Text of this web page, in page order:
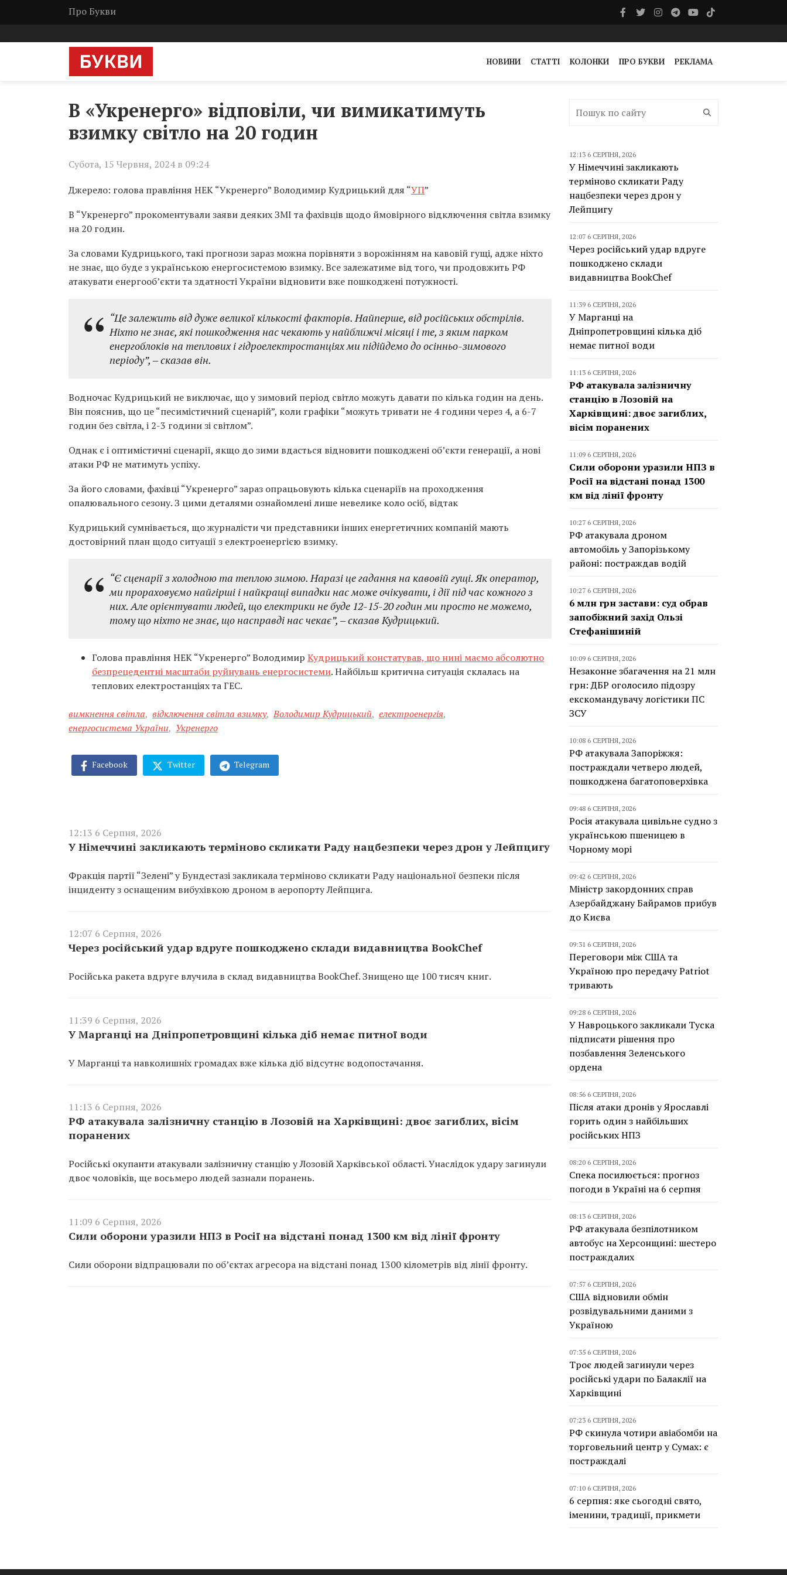
Про Букви
НОВИНИ СТАТТІ КОЛОНКИ ПРО БУКВИ РЕКЛАМА
В «Укренерго» відповіли, чи вимикатимуть
взимку світло на 20 годин
Субота, 15 Червня, 2024 в 09:24
Джерело: голова правління НЕК “Укренерго” Володимир Кудрицький для “УП”
В “Укренерго” прокоментували заяви деяких ЗМІ та фахівців щодо ймовірного відключення світла взимку
на 20 годин.
За словами Кудрицького, такі прогнози зараз можна порівняти з ворожінням на кавовій гущі, адже ніхто
не знає, що буде з українською енергосистемою взимку. Все залежатиме від того, чи продовжить РФ
атакувати енергооб’єкти та здатності України відновити вже пошкоджені потужності.
“Це залежить від дуже великої кількості факторів. Найперше, від російських обстрілів.
Ніхто не знає, які пошкодження нас чекають у найближчі місяці і те, з яким парком
енергоблоків на теплових і гідроелектростанціях ми підійдемо до осінньо-зимового
періоду”, ‒ сказав він.
Водночас Кудрицький не виключає, що у зимовий період світло можуть давати по кілька годин на день.
Він пояснив, що це “песимістичний сценарій”, коли графіки “можуть тривати не 4 години через 4, а 6-7
годин без світла, і 2-3 години зі світлом”.
Однак є і оптимістичні сценарії, якщо до зими вдасться відновити пошкоджені об’єкти генерації, а нові
атаки РФ не матимуть успіху.
За його словами, фахівці “Укренерго” зараз опрацьовують кілька сценаріїв на проходження
опалювального сезону. З цими деталями ознайомлені лише невелике коло осіб, відтак
Кудрицький сумнівається, що журналісти чи представники інших енергетичних компаній мають
достовірний план щодо ситуації з електроенергією взимку.
“Є сценарії з холодною та теплою зимою. Наразі це гадання на кавовій гущі. Як оператор,
ми прораховуємо найгірші і найкращі випадки нас може очікувати, і дії під час кожного з
них. Але орієнтувати людей, що електрики не буде 12-15-20 годин ми просто не можемо,
тому що ніхто не знає, що насправді нас чекає”, ‒ сказав Кудрицький.
Голова правління НЕК “Укренерго” Володимир Кудрицький констатував, що нині маємо абсолютно
безпрецедентні масштаби руйнувань енергосистеми. Найбільш критична ситуація склалась на
теплових електростанціях та ГЕС.
вимкнення світла, відключення світла взимку, Володимир Кудрицький, електроенергія,
енергосистема України, Укренерго
Facebook Twitter Telegram
12:13 6 Серпня, 2026
У Німеччині закликають терміново скликати Раду нацбезпеки через дрон у Лейпцигу
Фракція партії “Зелені” у Бундестазі закликала терміново скликати Раду національної безпеки після
інциденту з оснащеним вибухівкою дроном в аеропорту Лейпцига.
12:07 6 Серпня, 2026
Через російський удар вдруге пошкоджено склади видавництва BookChef
Російська ракета вдруге влучила в склад видавництва BookChef. Знищено ще 100 тисяч книг.
11:39 6 Серпня, 2026
У Марганці на Дніпропетровщині кілька діб немає питної води
У Марганці та навколишніх громадах вже кілька діб відсутнє водопостачання.
11:13 6 Серпня, 2026
РФ атакувала залізничну станцію в Лозовій на Харківщині: двоє загиблих, вісім
поранених
Російські окупанти атакували залізничну станцію у Лозовій Харківської області. Унаслідок удару загинули
двоє чоловіків, ще восьмеро людей зазнали поранень.
11:09 6 Серпня, 2026
Сили оборони уразили НПЗ в Росії на відстані понад 1300 км від лінії фронту
Сили оборони відпрацювали по об’єктах агресора на відстані понад 1300 кілометрів від лінії фронту.
12:13 6 СЕРПНЯ, 2026
У Німеччині закликають
терміново скликати Раду
нацбезпеки через дрон у
Лейпцигу
12:07 6 СЕРПНЯ, 2026
Через російський удар вдруге
пошкоджено склади
видавництва BookChef
11:39 6 СЕРПНЯ, 2026
У Марганці на
Дніпропетровщині кілька діб
немає питної води
11:13 6 СЕРПНЯ, 2026
РФ атакувала залізничну
станцію в Лозовій на
Харківщині: двоє загиблих,
вісім поранених
11:09 6 СЕРПНЯ, 2026
Сили оборони уразили НПЗ в
Росії на відстані понад 1300
км від лінії фронту
10:27 6 СЕРПНЯ, 2026
РФ атакувала дроном
автомобіль у Запорізькому
районі: постраждав водій
10:27 6 СЕРПНЯ, 2026
6 млн грн застави: суд обрав
запобіжний захід Ользі
Стефанішиній
10:09 6 СЕРПНЯ, 2026
Незаконне збагачення на 21 млн
грн: ДБР оголосило підозру
екскомандувачу логістики ПС
ЗСУ
10:08 6 СЕРПНЯ, 2026
РФ атакувала Запоріжжя:
постраждали четверо людей,
пошкоджена багатоповерхівка
09:48 6 СЕРПНЯ, 2026
Росія атакувала цивільне судно з
українською пшеницею в
Чорному морі
09:42 6 СЕРПНЯ, 2026
Міністр закордонних справ
Азербайджану Байрамов прибув
до Києва
09:31 6 СЕРПНЯ, 2026
Переговори між США та
Україною про передачу Patriot
тривають
09:28 6 СЕРПНЯ, 2026
У Навроцького закликали Туска
підписати рішення про
позбавлення Зеленського
ордена
08:56 6 СЕРПНЯ, 2026
Після атаки дронів у Ярославлі
горить один з найбільших
російських НПЗ
08:20 6 СЕРПНЯ, 2026
Спека посилюється: прогноз
погоди в Україні на 6 серпня
08:13 6 СЕРПНЯ, 2026
РФ атакувала безпілотником
автобус на Херсонщині: шестеро
постраждалих
07:57 6 СЕРПНЯ, 2026
США відновили обмін
розвідувальними даними з
Україною
07:35 6 СЕРПНЯ, 2026
Троє людей загинули через
російські удари по Балаклії на
Харківщині
07:23 6 СЕРПНЯ, 2026
РФ скинула чотири авіабомби на
торговельний центр у Сумах: є
постраждалі
07:10 6 СЕРПНЯ, 2026
6 серпня: яке сьогодні свято,
іменини, традиції, прикмети